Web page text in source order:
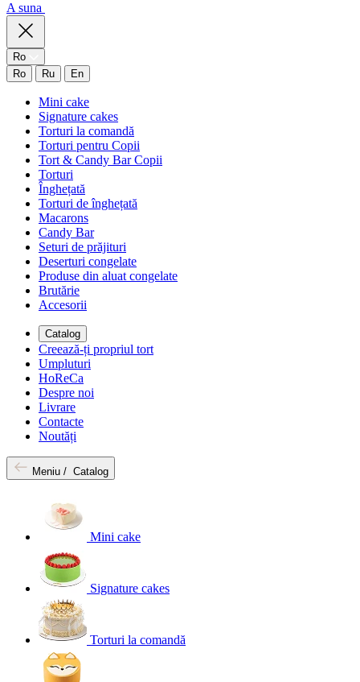
A suna
Ro
Ro
Ru En
Mini cake
Signature cakes
Torturi la comandă
Torturi pentru Copii
Tort & Candy Bar Copii
Torturi
Înghețată
Torturi de înghețată
Macarons
Candy Bar
Seturi de prăjituri
Deserturi congelate
Produse din aluat congelate
Brutărie
Accesorii
Catalog
Creează-ți propriul tort
Umpluturi
HoReCa
Despre noi
Livrare
Contacte
Noutăți
Meniu / Catalog
Mini cake
Signature cakes
Torturi la comandă